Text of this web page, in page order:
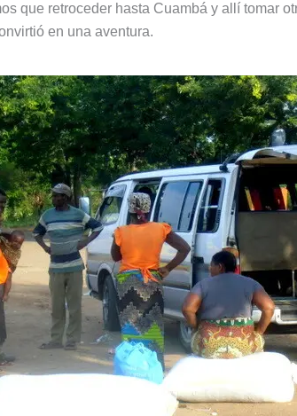
que retroceder hasta Cuambá y allí tomar
en una aventura.